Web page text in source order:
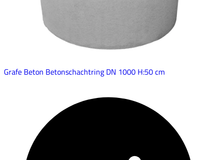
Grafe Beton Betonschachtring DN 1000 H:50 cm